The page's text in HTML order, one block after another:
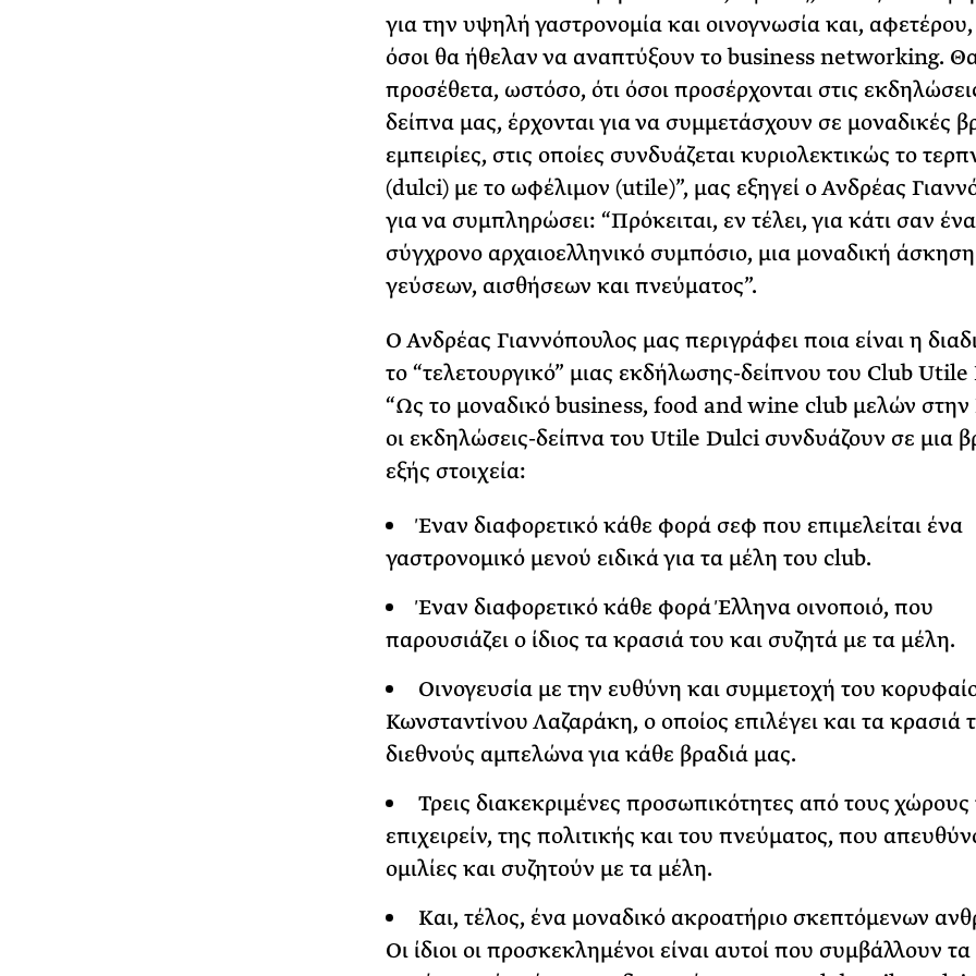
για την υψηλή γαστρονομία και οινογνωσία και,
όσοι θα ήθελαν να αναπτύξουν το business networking.
προσέθετα, ωστόσο, ότι όσοι προσέρχονται στις
δείπνα μας, έρχονται για να συμμετάσχουν σε μοναδικές
εμπειρίες, στις οποίες συνδυάζεται κυριολεκτικώς το
(dulci) με το ωφέλιμον (utile)”, μας εξηγεί ο Ανδρέας
για να συμπληρώσει: “Πρόκειται, εν τέλει, για κάτι σαν ένα
σύγχρονο αρχαιοελληνικό συμπόσιο, μια μοναδική άσκηση
γεύσεων, αισθήσεων και πνεύματος”.
Ο Ανδρέας Γιαννόπουλος μας περιγράφει ποια είναι η
το “τελετουργικό” μιας εκδήλωσης-δείπνου του Club
“Ως το μοναδικό business, food and wine club μελών στην
οι εκδηλώσεις-δείπνα του Utile Dulci συνδυάζουν σε μια
εξής στοιχεία:
Έναν διαφορετικό κάθε φορά σεφ που επιμελείται ένα
γαστρονομικό μενού ειδικά για τα μέλη του club.
Έναν διαφορετικό κάθε φορά Έλληνα οινοποιό, που
παρουσιάζει ο ίδιος τα κρασιά του και συζητά με τα μέλη.
Οινογευσία με την ευθύνη και συμμετοχή του
Κωνσταντίνου Λαζαράκη, ο οποίος επιλέγει και τα κρασιά
διεθνούς αμπελώνα για κάθε βραδιά μας.
Τρεις διακεκριμένες προσωπικότητες από τους χώρους
επιχειρείν, της πολιτικής και του πνεύματος, που
ομιλίες και συζητούν με τα μέλη.
Και, τέλος, ένα μοναδικό ακροατήριο σκεπτόμενων
Οι ίδιοι οι προσκεκλημένοι είναι αυτοί που συμβάλλουν